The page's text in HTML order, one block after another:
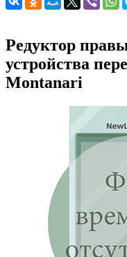
Редуктор
устройства
Montanari